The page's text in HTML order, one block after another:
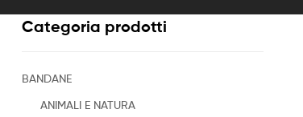
Categoria prodotti
BANDANE
ANIMALI E NATURA